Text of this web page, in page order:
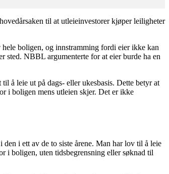
til at utleieinvestorer kjøper leiligheter
boligen, og innstramming fordi eier ikke kan
sted. NBBL argumenterte for at eier burde ha en
å leie ut på dags- eller ukesbasis. Dette betyr at
i boligen mens utleien skjer. Det er ikke
i ett av de to siste årene. Man har lov til å leie
i boligen, uten tidsbegrensning eller søknad til